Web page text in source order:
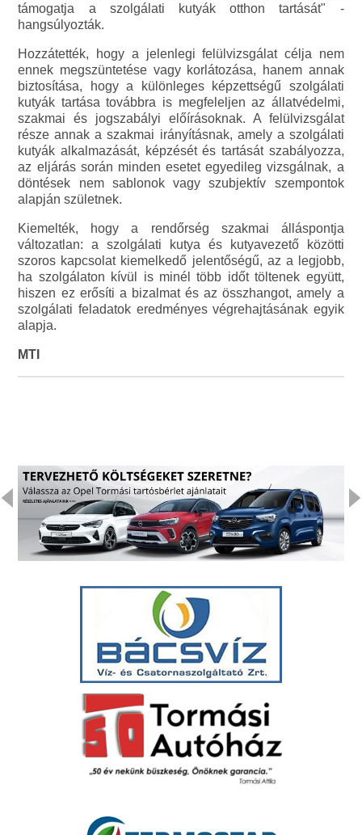
támogatja a szolgálati kutyák otthon tartását" -
hangsúlyozták.
Hozzátették, hogy a jelenlegi felülvizsgálat célja nem
ennek megszüntetése vagy korlátozása, hanem annak
biztosítása, hogy a különleges képzettségű szolgálati
kutyák tartása továbbra is megfeleljen az állatvédelmi,
szakmai és jogszabályi előírásoknak. A felülvizsgálat
része annak a szakmai irányításnak, amely a szolgálati
kutyák alkalmazását, képzését és tartását szabályozza,
az eljárás során minden esetet egyedileg vizsgálnak, a
döntések nem sablonok vagy szubjektív szempontok
alapján születnek.
Kiemelték, hogy a rendőrség szakmai álláspontja
változatlan: a szolgálati kutya és kutyavezető közötti
szoros kapcsolat kiemelkedő jelentőségű, az a legjobb,
ha szolgálaton kívül is minél több időt töltenek együtt,
hiszen ez erősíti a bizalmat és az összhangot, amely a
szolgálati feladatok eredményes végrehajtásának egyik
alapja.
MTI